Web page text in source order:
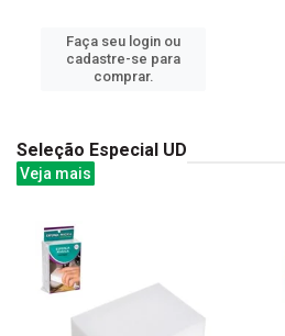
Faça seu login ou
cadastre-se para
comprar.
Seleção Especial UD
Veja mais